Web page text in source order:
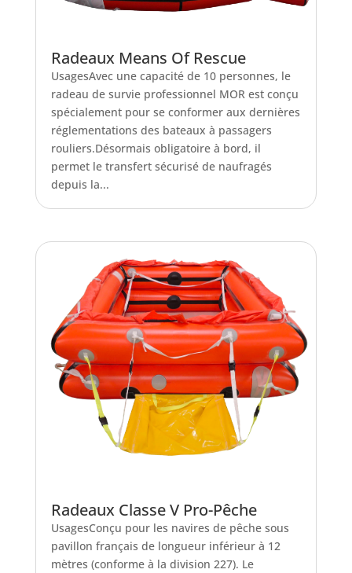
Radeaux Means Of Rescue
UsagesAvec une capacité de 10 personnes, le
radeau de survie professionnel MOR est conçu
spécialement pour se conformer aux dernières
réglementations des bateaux à passagers
rouliers.Désormais obligatoire à bord, il
permet le transfert sécurisé de naufragés
depuis la...
Radeaux Classe V Pro-Pêche
UsagesConçu pour les navires de pêche sous
pavillon français de longueur inférieur à 12
mètres (conforme à la division 227). Le